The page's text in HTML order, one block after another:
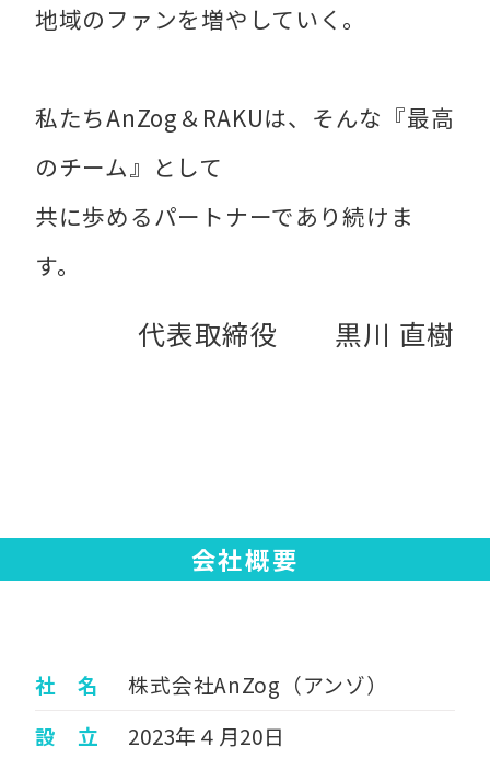
地域のファンを増やしていく。
私たちAnZog＆RAKUは、そんな『最高
のチーム』として
共に歩めるパートナーであり続けま
す。
代表取締役 黒川 直樹
会社概要
社 名
株式会社AnZog（アンゾ）
設 立
2023年４月20日